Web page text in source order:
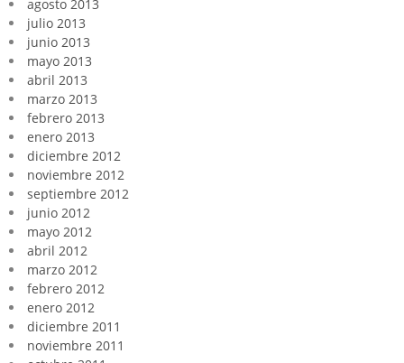
agosto 2013
julio 2013
junio 2013
mayo 2013
abril 2013
marzo 2013
febrero 2013
enero 2013
diciembre 2012
noviembre 2012
septiembre 2012
junio 2012
mayo 2012
abril 2012
marzo 2012
febrero 2012
enero 2012
diciembre 2011
noviembre 2011